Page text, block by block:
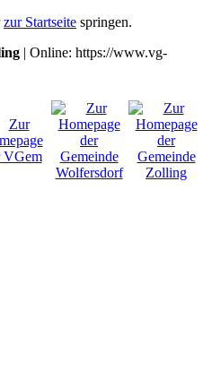
zur Startseite springen.
| Online: https://www.vg-